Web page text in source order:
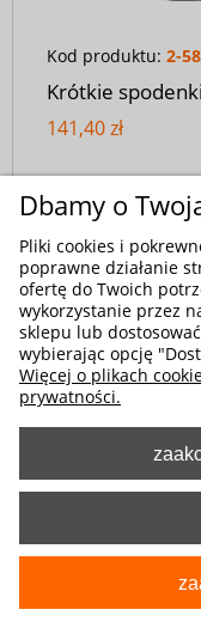
Kod produktu: 2-
Krótkie
141,40 zł
2-
Dbamy o
Pliki cookies i
poprawne działanie
ofertę do Twoich
wykorzystanie przez
sklepu lub
wybierając opcję
Więcej o plikach
prywatności.